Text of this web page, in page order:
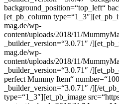
background_position=“top_left“
[et_pb_column
mag.de/wp-
content/uploads/2018/11/
_builder_version=“3.0.71″ /
mag.de/wp-
content/uploads/2018/11/
_builder_version=“3.0.71″ /
perfect Mummy Item“
_builder_version=“3.0.71″ /][/
type=“1_3″][et_pb_image